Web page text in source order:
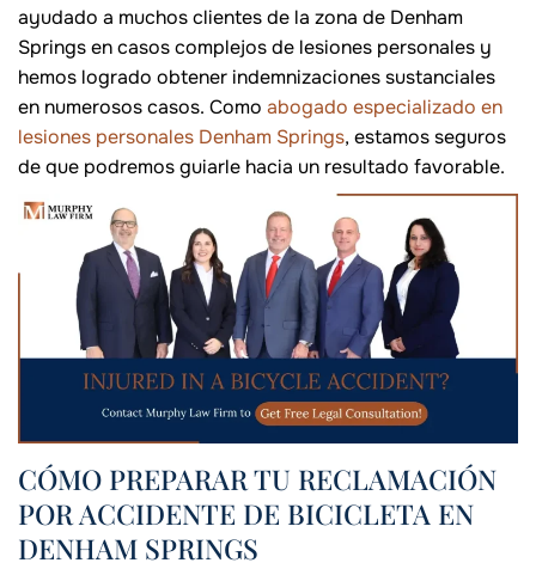
ayudado a muchos clientes de la zona de Denham
Springs en casos complejos de lesiones personales y
hemos logrado obtener indemnizaciones sustanciales
en numerosos casos. Como abogado especializado en
lesiones personales Denham Springs, estamos seguros
de que podremos guiarle hacia un resultado favorable.
CÓMO PREPARAR TU RECLAMACIÓN
POR ACCIDENTE DE BICICLETA EN
DENHAM SPRINGS